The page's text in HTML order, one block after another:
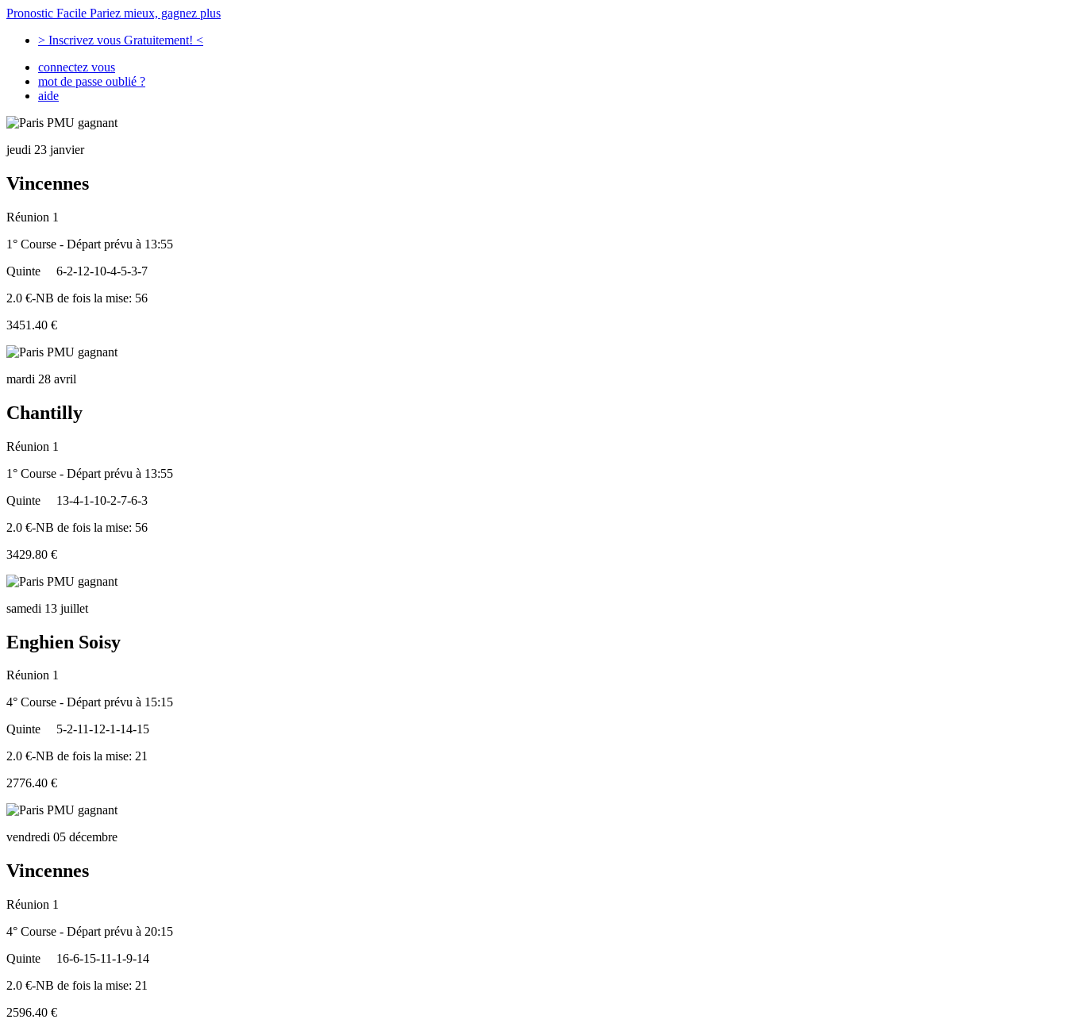
Pronostic Facile Pariez mieux, gagnez plus
> Inscrivez vous Gratuitement! <
connectez vous
mot de passe oublié ?
aide
jeudi 23 janvier
Vincennes
Réunion 1
1° Course - Départ prévu à 13:55
Quinte
6-2-12-10-4-5-3-7
2.0 €-NB de fois la mise: 56
3451.40 €
mardi 28 avril
Chantilly
Réunion 1
1° Course - Départ prévu à 13:55
Quinte
13-4-1-10-2-7-6-3
2.0 €-NB de fois la mise: 56
3429.80 €
samedi 13 juillet
Enghien Soisy
Réunion 1
4° Course - Départ prévu à 15:15
Quinte
5-2-11-12-1-14-15
2.0 €-NB de fois la mise: 21
2776.40 €
vendredi 05 décembre
Vincennes
Réunion 1
4° Course - Départ prévu à 20:15
Quinte
16-6-15-11-1-9-14
2.0 €-NB de fois la mise: 21
2596.40 €